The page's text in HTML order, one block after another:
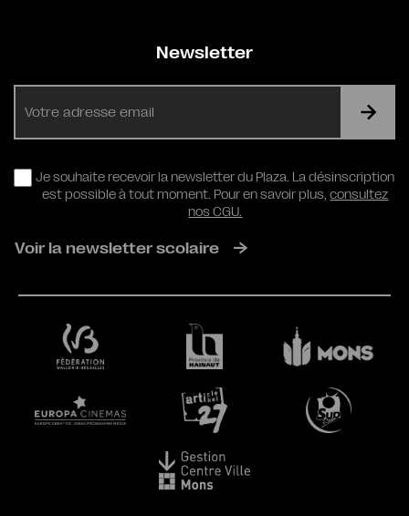
Newsletter
RGPD
Je souhaite recevoir la newsletter du Plaza. La désinscription
est possible à tout moment. Pour en savoir plus,consultez
nos CGU.
Voir la newsletter scolaire